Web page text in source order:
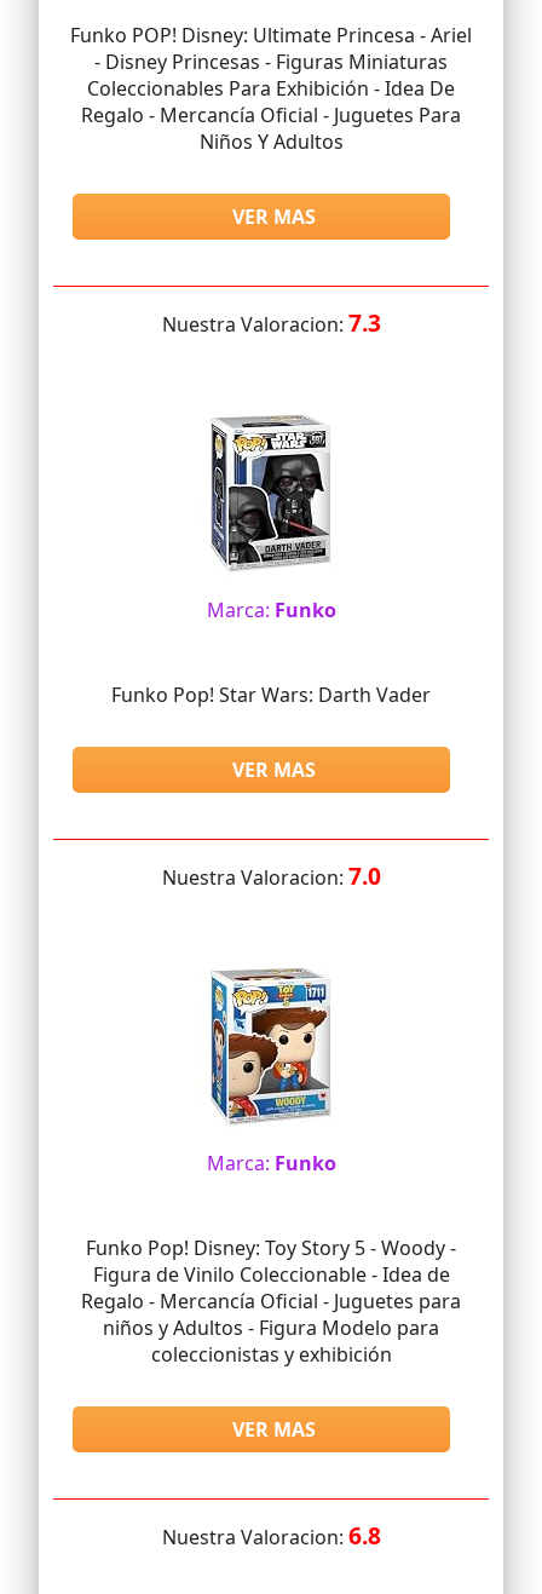
Funko POP! Disney: Ultimate Princesa - Ariel
- Disney Princesas - Figuras Miniaturas
Coleccionables Para Exhibición - Idea De
Regalo - Mercancía Oficial - Juguetes Para
Niños Y Adultos
VER MAS
Nuestra Valoracion: 7.3
Marca: Funko
Funko Pop! Star Wars: Darth Vader
VER MAS
Nuestra Valoracion: 7.0
Marca: Funko
Funko Pop! Disney: Toy Story 5 - Woody -
Figura de Vinilo Coleccionable - Idea de
Regalo - Mercancía Oficial - Juguetes para
niños y Adultos - Figura Modelo para
coleccionistas y exhibición
VER MAS
Nuestra Valoracion: 6.8